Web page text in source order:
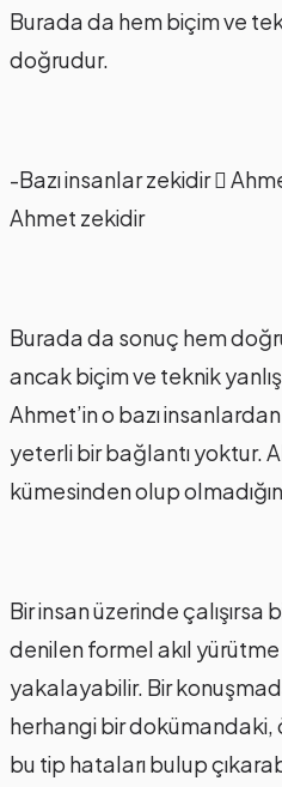
Burada da hem biçim ve
doğrudur.
-Bazı insanlar zekidir 
Ahmet zekidir
Burada da sonuç hem
ancak biçim ve teknik
Ahmet’in o bazı
yeterli bir bağlantı yoktur.
kümesinden olup
Bir insan üzerinde
denilen formel akıl yürütme
yakalayabilir. Bir
herhangi bir dokümandaki,
bu tip hataları bulup